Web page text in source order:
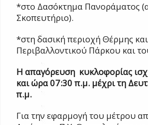
*στο Δασόκτημα Πανοράματος
Σκοπευτήριο).
*στη δασική περιοχή Θέρμης
Περιβαλλοντικού Πάρκου και
Η απαγόρευση κυκλοφορίας
και ώρα 07:30 π.μ. μέχρι τη
π.μ.
Για την εφαρμογή του μέτρου